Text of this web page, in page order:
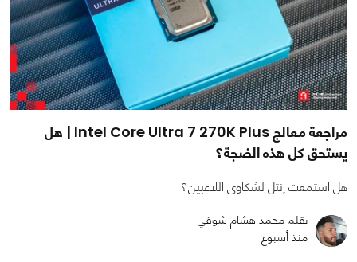
مراجعة معالج Intel Core Ultra 7 270K Plus | هل
يستحق كل هذه الضجة؟
هل استمعت إنتل لشكاوى اللاعبين؟
بقلم محمد هشام شوقي
منذ أسبوع